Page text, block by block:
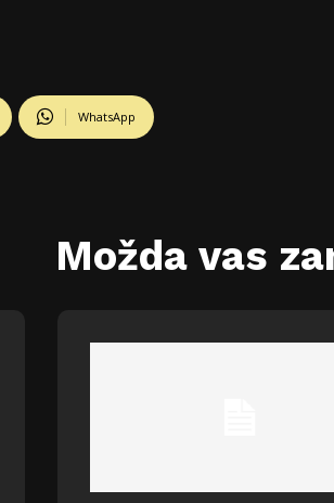
WhatsApp
Možda vas